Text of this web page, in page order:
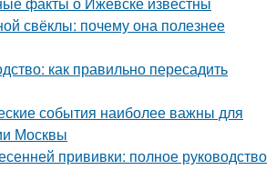
свёклы: почему она полезнее
как правильно пересадить
события наиболее важны для
Москвы
прививки: полное руководство